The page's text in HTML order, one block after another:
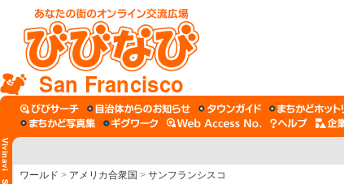
San Francisco
ワールド > アメリカ合衆国 > サンフランシスコ